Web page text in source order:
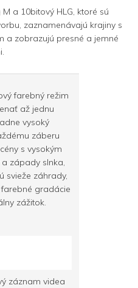
a 10bitový HLG, ktoré sú
zaznamenávajú krajiny s
a zobrazujú presné a jemné
farebný režim
až jednu
vysoký
záberu
s vysokým
západy slnka,
svieže záhrady,
gradácie
zážitok.
záznam videa